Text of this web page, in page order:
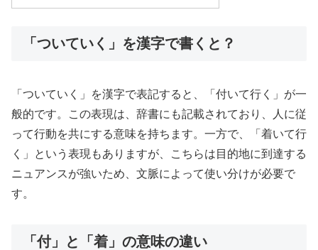
「ついていく」を漢字で書くと？
「ついていく」を漢字で表記すると、「付いて行く」が一
般的です。この表現は、辞書にも記載されており、人に従
って行動を共にする意味を持ちます。一方で、「着いて行
く」という表現もありますが、こちらは目的地に到達する
ニュアンスが強いため、文脈によって使い分けが必要で
す。
「付」と「着」の意味の違い